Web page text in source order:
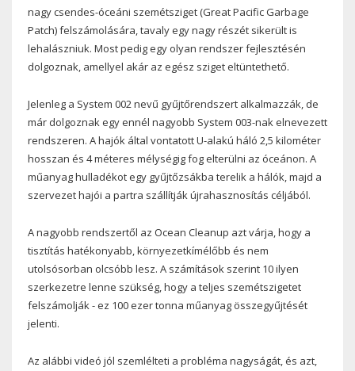
nagy csendes-óceáni szemétsziget (Great Pacific Garbage
Patch) felszámolására, tavaly egy nagy részét sikerült is
lehalászniuk. Most pedig egy olyan rendszer fejlesztésén
dolgoznak, amellyel akár az egész sziget eltüntethető.
Jelenleg a System 002 nevű gyűjtőrendszert alkalmazzák, de
már dolgoznak egy ennél nagyobb System 003-nak elnevezett
rendszeren. A hajók által vontatott U-alakú háló 2,5 kilométer
hosszan és 4 méteres mélységig fog elterülni az óceánon. A
műanyag hulladékot egy gyűjtőzsákba terelik a hálók, majd a
szervezet hajói a partra szállítják újrahasznosítás céljából.
A nagyobb rendszertől az Ocean Cleanup azt várja, hogy a
tisztítás hatékonyabb, környezetkímélőbb és nem
utolsósorban olcsóbb lesz. A számítások szerint 10 ilyen
szerkezetre lenne szükség, hogy a teljes szemétszigetet
felszámolják - ez 100 ezer tonna műanyag összegyűjtését
jelenti.
Az alábbi videó jól szemlélteti a probléma nagyságát, és azt,